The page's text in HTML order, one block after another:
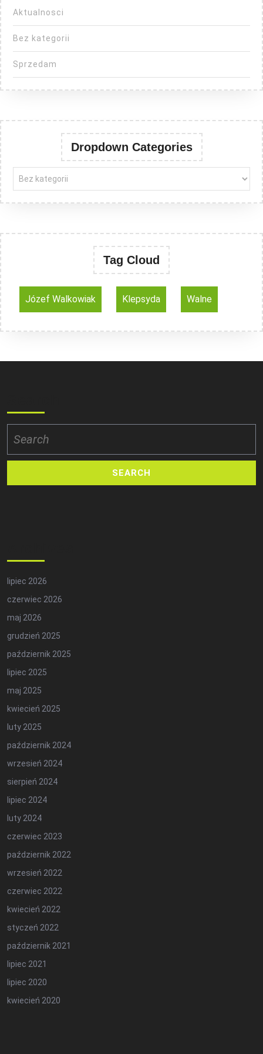
Aktualnosci
Bez kategorii
Sprzedam
Dropdown Categories
Tag Cloud
Józef Walkowiak Klepsyda Walne
for:
lipiec 2026
czerwiec 2026
maj 2026
grudzień 2025
październik 2025
lipiec 2025
maj 2025
kwiecień 2025
luty 2025
październik 2024
wrzesień 2024
sierpień 2024
lipiec 2024
luty 2024
czerwiec 2023
październik 2022
wrzesień 2022
czerwiec 2022
kwiecień 2022
styczeń 2022
październik 2021
lipiec 2021
lipiec 2020
kwiecień 2020